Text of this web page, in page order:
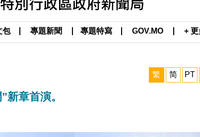
包 專題新聞 專題特寫 GOV.MO +
繁 简 PT
章首演。